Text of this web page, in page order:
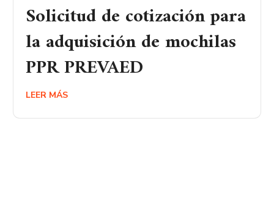
Solicitud de cotización para
la adquisición de mochilas
PPR PREVAED
LEER MÁS